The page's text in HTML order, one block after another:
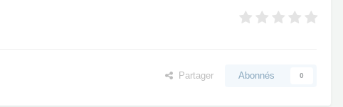
Partager Abonnés 0